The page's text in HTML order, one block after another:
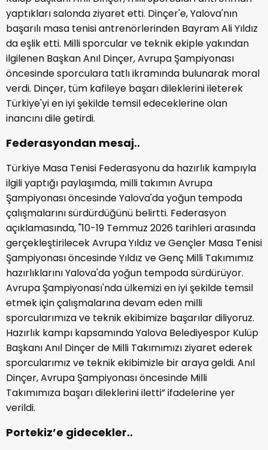
yaptıkları salonda ziyaret etti. Dinçer'e, Yalova'nın
başarılı masa tenisi antrenörlerinden Bayram Ali Yıldız
da eşlik etti. Milli sporcular ve teknik ekiple yakından
ilgilenen Başkan Anıl Dinçer, Avrupa Şampiyonası
öncesinde sporculara tatlı ikramında bulunarak moral
verdi. Dinçer, tüm kafileye başarı dileklerini ileterek
Türkiye'yi en iyi şekilde temsil edeceklerine olan
inancını dile getirdi.
Federasyondan mesaj..
Türkiye Masa Tenisi Federasyonu da hazırlık kampıyla
ilgili yaptığı paylaşımda, milli takımın Avrupa
Şampiyonası öncesinde Yalova'da yoğun tempoda
çalışmalarını sürdürdüğünü belirtti. Federasyon
açıklamasında, "10-19 Temmuz 2026 tarihleri arasında
gerçekleştirilecek Avrupa Yıldız ve Gençler Masa Tenisi
Şampiyonası öncesinde Yıldız ve Genç Milli Takımımız
hazırlıklarını Yalova'da yoğun tempoda sürdürüyor.
Avrupa Şampiyonası'nda ülkemizi en iyi şekilde temsil
etmek için çalışmalarına devam eden milli
sporcularımıza ve teknik ekibimize başarılar diliyoruz.
Hazırlık kampı kapsamında Yalova Belediyespor Kulüp
Başkanı Anıl Dinçer de Milli Takımımızı ziyaret ederek
sporcularımız ve teknik ekibimizle bir araya geldi. Anıl
Dinçer, Avrupa Şampiyonası öncesinde Milli
Takımımıza başarı dileklerini iletti” ifadelerine yer
verildi.
Portekiz’e gidecekler..